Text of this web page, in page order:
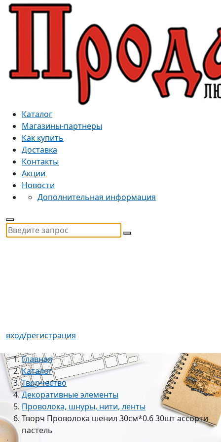
Каталог
Магазины-партнеры
Как купить
Доставка
Контакты
Акции
Новости
Дополнительная информация
вход/регистрация
Главная
Каталог
Творчество
Декоративные элементы
Проволока, шнуры, нити, ленты
Творч Проволока шенил 30см*0.6 30шт ассорти
пастель